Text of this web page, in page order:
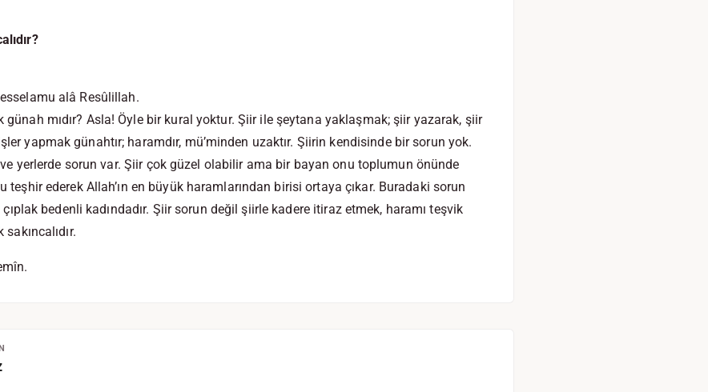
alâ Resûlillah.
mıdır? Asla! Öyle bir kural yoktur. Şiir ile şeytana yaklaşmak; şiir yazarak, şiir
yapmak günahtır; haramdır, mü’minden uzaktır. Şiirin kendisinde bir sorun yok.
ve yerlerde sorun var. Şiir çok güzel olabilir ama bir bayan onu toplumun önünde
teşhir ederek Allah’ın en büyük haramlarından birisi ortaya çıkar. Buradaki sorun
bedenli kadındadır. Şiir sorun değil şiirle kadere itiraz etmek, haramı teşvik